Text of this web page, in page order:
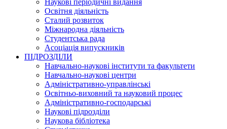
Освітня діяльність
Сталий розвиток
Міжнародна діяльність
Студентська рада
Асоціація випускників
ПІДРОЗДІЛИ
Навчально-наукові інститути та факультети
Навчально-наукові центри
Адміністративно-управлінські
Освітньо-виховний та науковий процес
Адміністративно-господарські
Наукові підрозділи
Наукова бібліотека